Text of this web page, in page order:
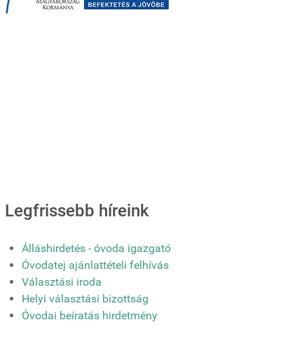
Legfrissebb híreink
Álláshirdetés - óvoda igazgató
Óvodatej ajánlattételi felhívás
Választási iroda
Helyi választási bizottság
Óvodai beíratás hirdetmény